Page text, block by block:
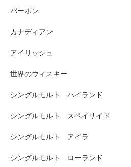
バーボン
カナディアン
アイリッシュ
世界のウィスキー
シングルモルト ハイランド
シングルモルト スペイサイド
シングルモルト アイラ
シングルモルト ローランド